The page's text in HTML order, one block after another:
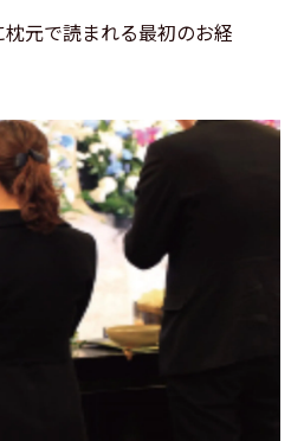
元で読まれる最初のお経